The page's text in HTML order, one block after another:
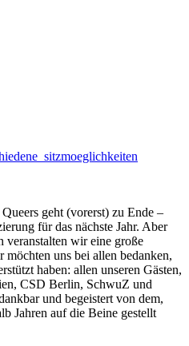
geht (vorerst) zu Ende –
für das nächste Jahr. Aber
veranstalten wir eine große
uns bei allen bedanken,
haben: allen unseren Gästen,
CSD Berlin, SchwuZ und
und begeistert von dem,
Jahren auf die Beine gestellt